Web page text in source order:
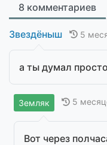
8 комментариев
Звездёныш 5
а ты думал
Земляк 5
Вот через